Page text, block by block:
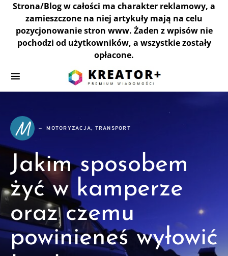
Strona/Blog w całości ma charakter reklamowy, a
zamieszczone na niej artykuły mają na celu
pozycjonowanie stron www. Żaden z wpisów nie
pochodzi od użytkowników, a wszystkie zostały
opłacone.
M MOTORYZACJA, TRANSPORT
Jakim sposobem
żyć w kamperze
oraz czemu
powinieneś wyłowić